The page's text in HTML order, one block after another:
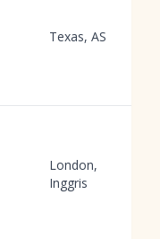
Texas, AS
London,
Inggris